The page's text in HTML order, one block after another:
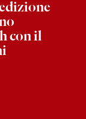
con il